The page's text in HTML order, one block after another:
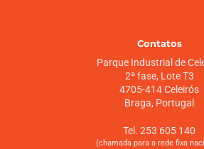
Contatos
Parque Industrial de
2ª fase, Lote T3
4705-414 Celeirós
Braga, Portugal
Tel. 253 605 140
(chamada para a rede fixa